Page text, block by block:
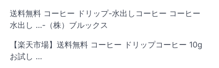
送料無料 コーヒー ドリップ-水出しコーヒー コーヒー
水出し …-（株）ブルックス
【楽天市場】送料無料 コーヒー ドリップコーヒー 10g
お試し …